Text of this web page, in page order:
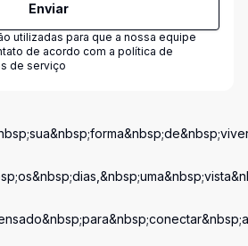
Enviar
utilizadas para que a nossa equipe
de acordo com a política de
de serviço